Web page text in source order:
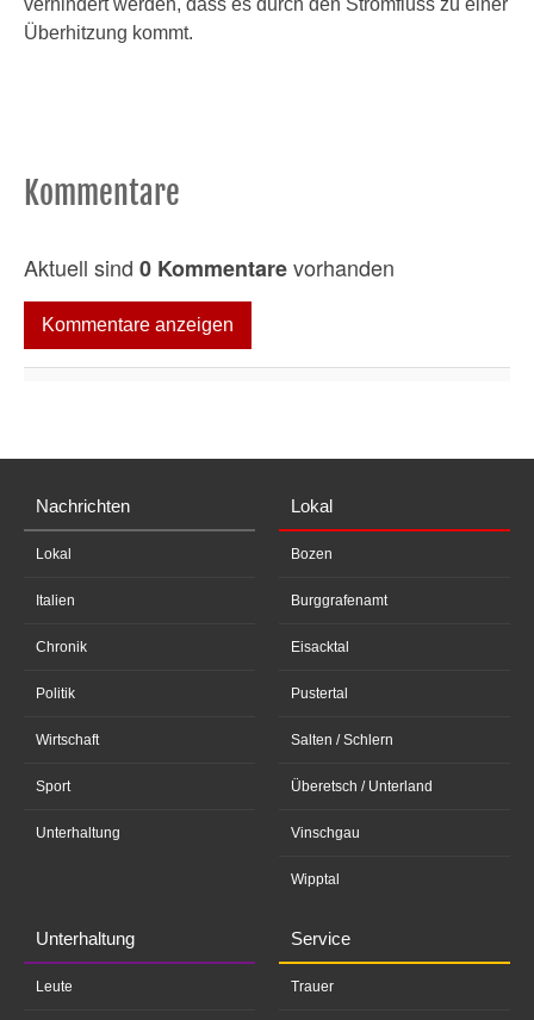
verhindert werden, dass es durch den Stromfluss zu einer
Überhitzung kommt.
Kommentare
Aktuell sind 0 Kommentarevorhanden
Kommentare anzeigen
Nachrichten
Lokal
Italien
Chronik
Politik
Wirtschaft
Sport
Unterhaltung
Lokal
Bozen
Burggrafenamt
Eisacktal
Pustertal
Salten / Schlern
Überetsch / Unterland
Vinschgau
Wipptal
Unterhaltung
Leute
Service
Trauer